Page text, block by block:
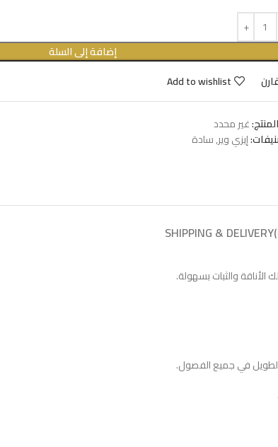
إضافة إلى السلة
Add to wishlist
غير محدد
إيزي وير,سادة
SHIPPING & DELIVERY
والثبات بسهولة.
الطويل في جميع الفصول.